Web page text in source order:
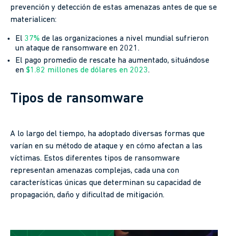
prevención y detección de estas amenazas antes de que se
materialicen:
El 37% de las organizaciones a nivel mundial sufrieron
un ataque de ransomware en 2021.
El pago promedio de rescate ha aumentado, situándose
en $1.82 millones de dólares en 2023.
Tipos de ransomware
A lo largo del tiempo, ha adoptado diversas formas que
varían en su método de ataque y en cómo afectan a las
víctimas. Estos diferentes tipos de ransomware
representan amenazas complejas, cada una con
características únicas que determinan su capacidad de
propagación, daño y dificultad de mitigación.